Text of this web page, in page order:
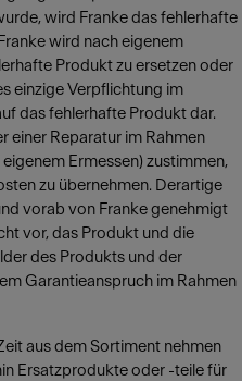
wird Franke das fehlerhafte
wird nach eigenem
Produkt zu ersetzen oder
einzige Verpflichtung im
das fehlerhafte Produkt dar.
einer Reparatur im Rahmen
Ermessen) zustimmen,
zu übernehmen. Derartige
vorab von Franke genehmigt
vor, das Produkt und die
des Produkts und der
Garantieanspruch im Rahmen
aus dem Sortiment nehmen
Ersatzprodukte oder -teile für